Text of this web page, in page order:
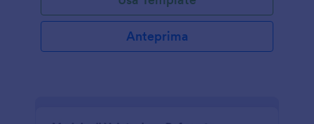
Anteprima